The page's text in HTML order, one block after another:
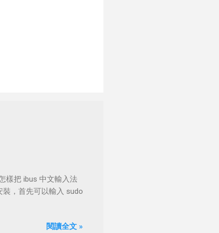
樣把 ibus 中文輸入法
，首先可以輸入 sudo
閱讀全文 »